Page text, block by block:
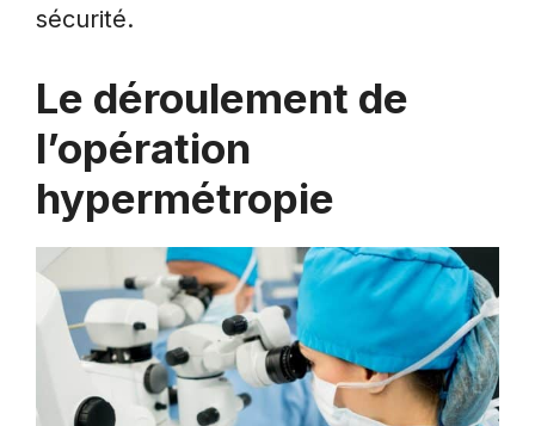
sécurité.
Le déroulement de
l’opération
hypermétropie